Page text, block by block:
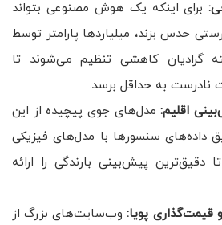
برای اینکه یک هوش مصنوعی بتواند
حدس بزند، میلیاردها پارامتر توسط
گرادیان کاهشی تنظیم می‌شوند تا
نادرست به حداقل برسد.
اقلیم: مدل‌های جوی پیچیده از این
داده‌های سنسورها با مدل‌های فیزیکی
دقیق‌ترین پیش‌بینی بارندگی را ارائه
قیمت‌گذاری پویا: وب‌سایت‌های بزرگ از